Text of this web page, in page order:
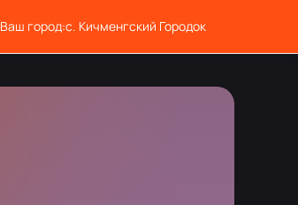
Ваш город:с. Кичменгский Городок